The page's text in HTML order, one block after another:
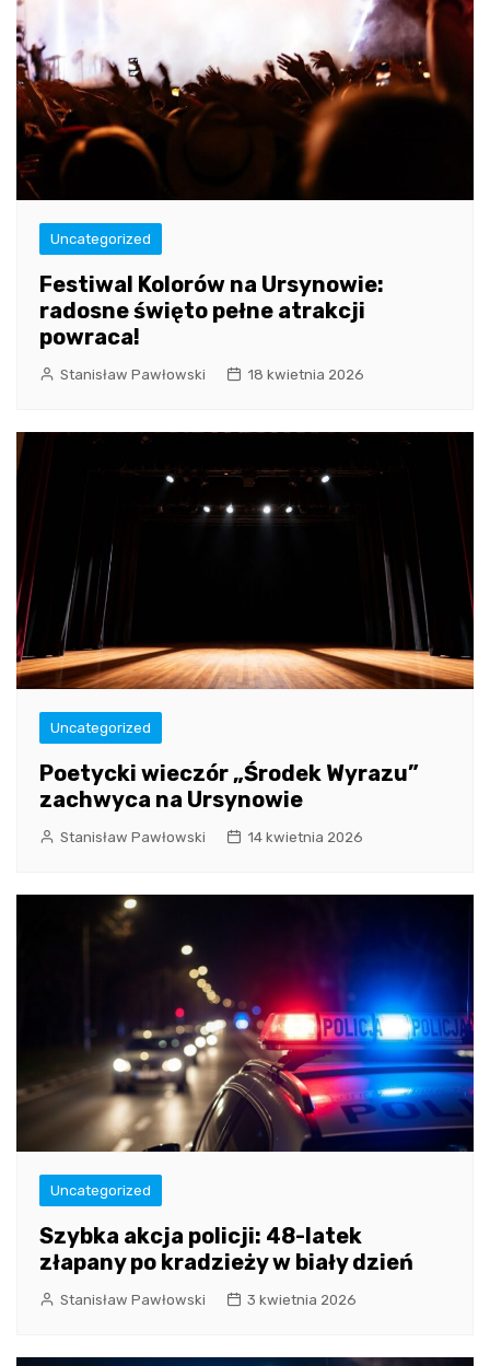
Uncategorized
Festiwal Kolorów na Ursynowie:
radosne święto pełne atrakcji
powraca!
Stanisław Pawłowski 18 kwietnia 2026
Uncategorized
Poetycki wieczór „Środek Wyrazu”
zachwyca na Ursynowie
Stanisław Pawłowski 14 kwietnia 2026
Uncategorized
Szybka akcja policji: 48-latek
złapany po kradzieży w biały dzień
Stanisław Pawłowski 3 kwietnia 2026